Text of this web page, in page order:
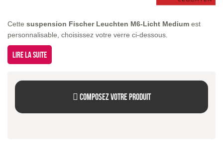
Cette suspension Fischer Leuchten M6-Licht Medium est
personnalisable, choisissez votre verre ci-dessous.
Lire la suite
Composez votre produit